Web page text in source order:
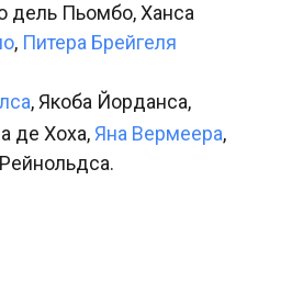
дель Пьомбо, Ханса
, Питера Брейгеля
, Якоба Йорданса,
де Хоха, Яна Вермеера,